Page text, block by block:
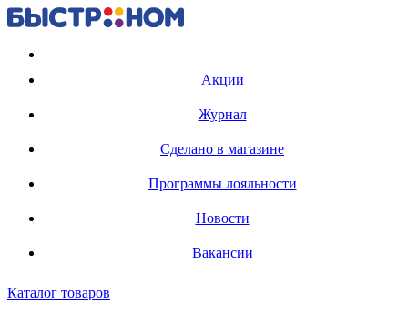
Акции
Журнал
Сделано в магазине
Программы лояльности
Новости
Вакансии
Каталог товаров